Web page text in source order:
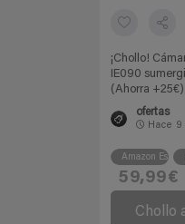
¡Chollo!
IE090
(Ahorra +25€)
ofertas
Hace 9
Amazon
59,99€
Chollo